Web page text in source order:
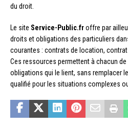
du droit.
Le site Service-Public.froffre par
droits et obligations des particuliers
courantes : contrats de location,
Ces ressources permettent à chacun
obligations qui le lient, sans remplacer
qualifié pour les situations complexes